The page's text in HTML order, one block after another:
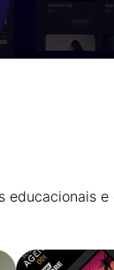
educacionais